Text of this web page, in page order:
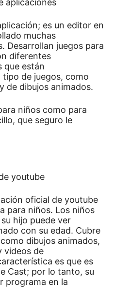
es un editor en
muchas
Desarrollan juegos para
diferentes
que están
de juegos, como
de dibujos animados.
niños como para
que seguro le
oficial de youtube
para niños. Los niños
hijo puede ver
con su edad. Cubre
dibujos animados,
videos de
es que es
Cast; por lo tanto, su
programa en la